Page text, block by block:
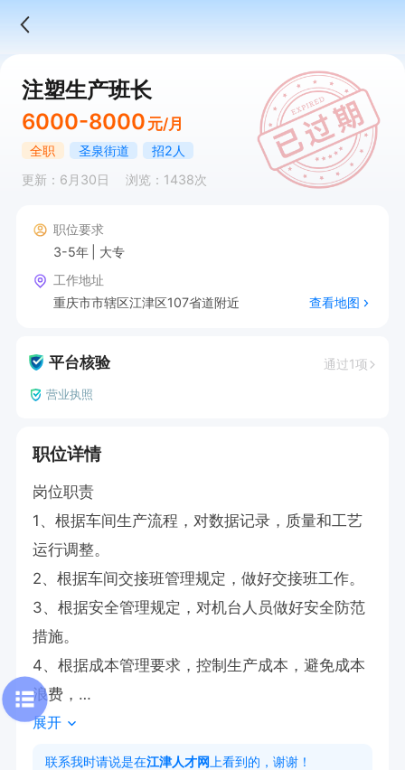
注塑生产班长
6000-8000 元/月
全职 圣泉街道
招2人
更新：6月30日
浏览：1438次
职位要求
3-5年
大专
工作地址
重庆市市辖区江津区107省道附近
查看地图
平台核验 通过1项
营业执照
职位详情
岗位职责
1、根据车间生产流程，对数据记录，质量和工艺
运行调整。
2、根据车间交接班管理规定，做好交接班工作。
3、根据安全管理规定，对机台人员做好安全防范
措施。
4、根据成本管理要求，控制生产成本，避免成本
浪费，
5、根据精益生产要求，组织班组执行精益生产活
动。
展开
联系我时请说是在江津人才网 上看到的，谢谢！